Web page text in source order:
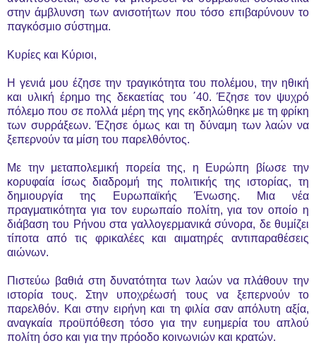
στην άμβλυνση των ανισοτήτων που τόσο επιβαρύνουν το
παγκόσμιο σύστημα.
Κυρίες και Κύριοι,
Η γενιά μου έζησε την τραγικότητα του πολέμου, την ηθική
και υλική έρημο της δεκαετίας του ΄40. Έζησε τον ψυχρό
πόλεμο που σε πολλά μέρη της γης εκδηλώθηκε με τη φρίκη
των συρράξεων. Έζησε όμως και τη δύναμη των λαών να
ξεπερνούν τα μίση του παρελθόντος.
Με την μεταπολεμική πορεία της, η Ευρώπη βίωσε την
κορυφαία ίσως διαδρομή της πολιτικής της ιστορίας, τη
δημιουργία της Ευρωπαϊκής Ένωσης. Μια νέα
πραγματικότητα για τον ευρωπαίο πολίτη, για τον οποίο η
διάβαση του Ρήνου στα γαλλογερμανικά σύνορα, δε θυμίζει
τίποτα από τις φρικαλέες και αιματηρές αντιπαραθέσεις
αιώνων.
Πιστεύω βαθιά στη δυνατότητα των λαών να πλάθουν την
ιστορία τους. Στην υποχρέωσή τους να ξεπερνούν το
παρελθόν. Και στην ειρήνη και τη φιλία σαν απόλυτη αξία,
αναγκαία προϋπόθεση τόσο για την ευημερία του απλού
πολίτη όσο και για την πρόοδο κοινωνιών και κρατών.